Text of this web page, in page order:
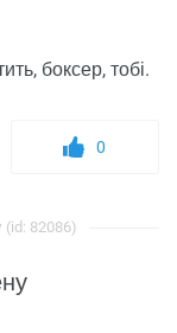
боксер, тобі.
0
(id: 82086)